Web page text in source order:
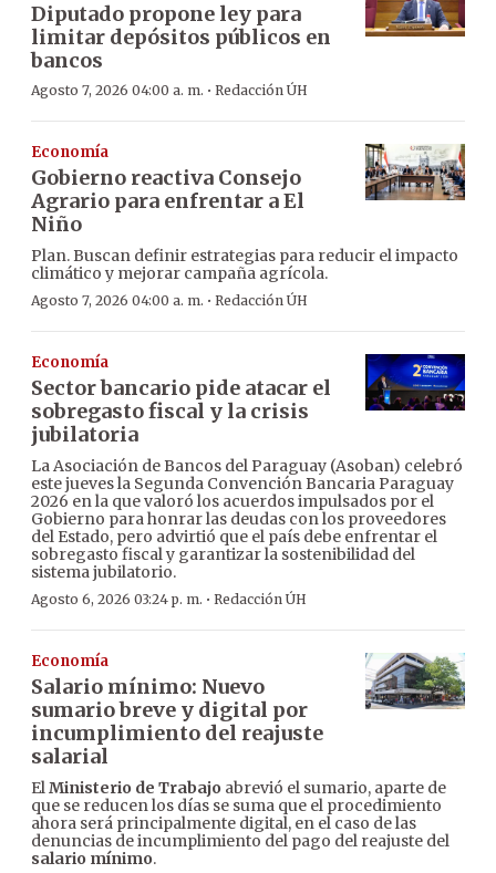
Diputado propone ley para
limitar depósitos públicos en
bancos
Agosto 7, 2026 04:00 a. m. · Redacción ÚH
Economía
Gobierno reactiva Consejo
Agrario para enfrentar a El
Niño
Plan. Buscan definir estrategias para reducir el impacto
climático y mejorar campaña agrícola.
Agosto 7, 2026 04:00 a. m. · Redacción ÚH
Economía
Sector bancario pide atacar el
sobregasto fiscal y la crisis
jubilatoria
La Asociación de Bancos del Paraguay (Asoban) celebró
este jueves la Segunda Convención Bancaria Paraguay
2026 en la que valoró los acuerdos impulsados por el
Gobierno para honrar las deudas con los proveedores
del Estado, pero advirtió que el país debe enfrentar el
sobregasto fiscal y garantizar la sostenibilidad del
sistema jubilatorio.
Agosto 6, 2026 03:24 p. m. · Redacción ÚH
Economía
Salario mínimo: Nuevo
sumario breve y digital por
incumplimiento del reajuste
salarial
ElMinisterio de Trabajo abrevió el sumario, aparte de
que se reducen los días se suma que el procedimiento
ahora será principalmente digital, en el caso de las
denuncias de incumplimiento del pago del reajuste del
salario mínimo.